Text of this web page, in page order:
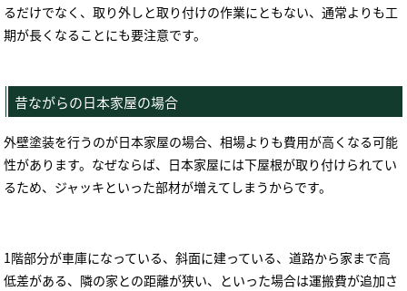
るだけでなく、取り外しと取り付けの作業にともない、通常よりも工
期が長くなることにも要注意です。
昔ながらの日本家屋の場合
外壁塗装を行うのが日本家屋の場合、相場よりも費用が高くなる可能
性があります。なぜならば、日本家屋には下屋根が取り付けられてい
るため、ジャッキといった部材が増えてしまうからです。
1階部分が車庫になっている、斜面に建っている、道路から家まで高
低差がある、隣の家との距離が狭い、といった場合は運搬費が追加さ